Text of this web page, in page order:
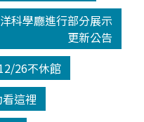
科學廳進行部分展示
更新公告
26不休館
這裡